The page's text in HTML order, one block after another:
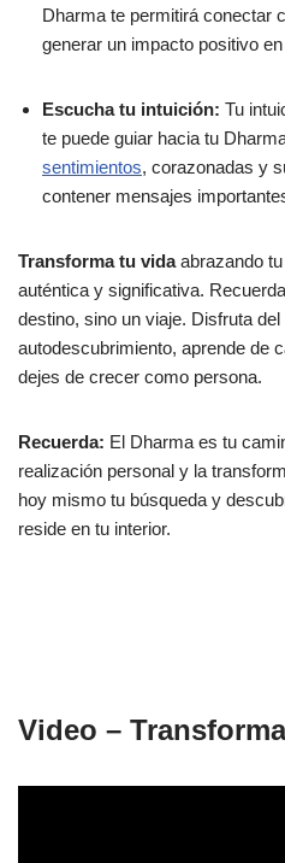
Dharma te permitirá conectar
generar un impacto positivo
Escucha tu intuición: Tu
te puede guiar hacia tu
sentimientos, corazonadas y
contener mensajes
Transforma tu vidaabrazando
auténtica y significativa.
destino, sino un viaje. Disfruta
autodescubrimiento, aprende de
dejes de crecer como persona.
Recuerda: El Dharma es tu
realización personal y la
hoy mismo tu búsqueda y
reside en tu interior.
Video –